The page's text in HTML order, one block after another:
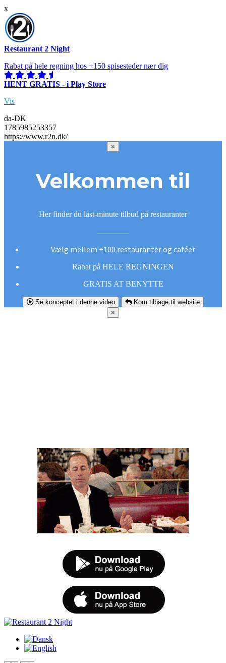
x
Restaurant 2 Night
Rabat på hele regning hos +150 spisesteder nær dig
HENT GRATIS - i Play Store
Vis
da-DK
1785985253357
https://www.r2n.dk/
×
Velkommen til
Her finder du last-minute tilbud på restauranter
Vælg mellem +100 restauranter og caféer
Rabat på HELE REGNINGEN
GRATIS AT BENYTTE
Se konceptet i denne video
Kom tilbage til website
×